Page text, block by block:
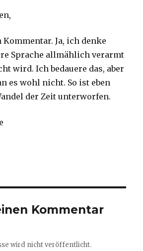
Ja, ich denke
Sprache allmählich verarmt
wird. Ich bedauere das, aber
es wohl nicht. So ist eben
der Zeit unterworfen.
Kommentar
wird nicht veröffentlicht.